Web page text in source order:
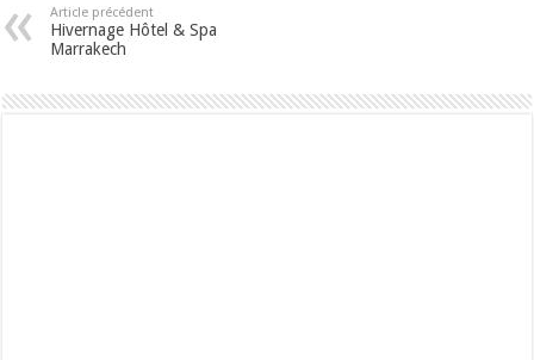
Article précédent
Hivernage Hôtel & Spa
Marrakech